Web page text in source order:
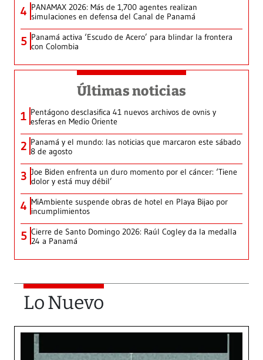
4 PANAMAX 2026: Más de 1,700 agentes realizan
simulaciones en defensa del Canal de Panamá
5 Panamá activa ‘Escudo de Acero’ para blindar la frontera
con Colombia
Últimas noticias
1 Pentágono desclasifica 41 nuevos archivos de ovnis y
esferas en Medio Oriente
2 Panamá y el mundo: las noticias que marcaron este sábado
8 de agosto
3 Joe Biden enfrenta un duro momento por el cáncer: ‘Tiene
dolor y está muy débil’
4 MiAmbiente suspende obras de hotel en Playa Bijao por
incumplimientos
5 Cierre de Santo Domingo 2026: Raúl Cogley da la medalla
24 a Panamá
Lo Nuevo